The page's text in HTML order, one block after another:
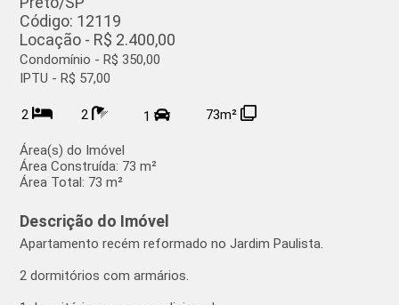
Código: 12119
Locação - R$ 2.400,00
Condomínio - R$ 350,00
IPTU - R$ 57,00
2 2 1 73m²
Área(s) do Imóvel
Área Construída: 73 m²
Área Total: 73 m²
Descrição do Imóvel
Apartamento recém reformado no Jardim Paulista.
2 dormitórios com armários.